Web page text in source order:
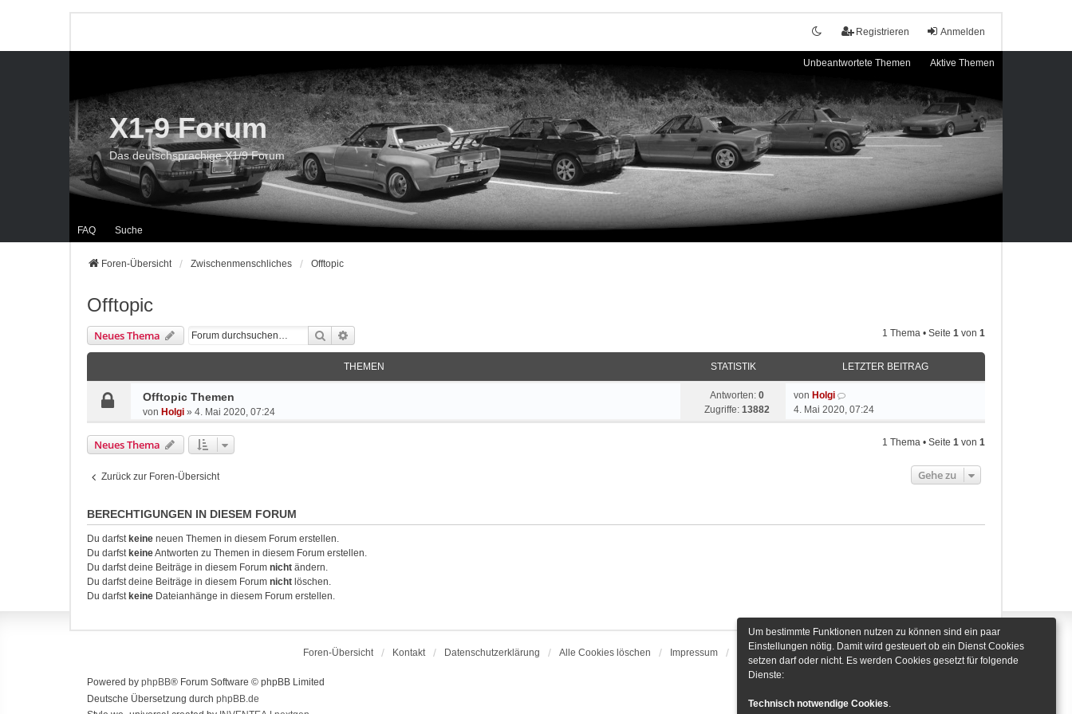
Anmelden
Registrieren
Unbeantwortete Themen Aktive Themen
FAQ Suche
X1-9 Forum
Das deutschsprachige X1/9 Forum
Foren-Übersicht Zwischenmenschliches Offtopic
Offtopic
Neues Thema Suche 1 Thema • Seite 1 von 1
THEMEN STATISTIK LETZTER BEITRAG
Offtopic Themen
von Holgi » 4. Mai 2020, 07:24
Antworten: 0
Zugriffe: 13882
von Holgi
4. Mai 2020, 07:24
Neues Thema 1 Thema • Seite 1 von 1
Zurück zur Foren-Übersicht Gehe zu
BERECHTIGUNGEN IN DIESEM FORUM
Du darfst keine neuen Themen in diesem Forum erstellen.
Du darfst keineAntworten zu Themen in diesem Forum erstellen.
Du darfst deine Beiträge in diesem Forum nicht ändern.
Du darfst deine Beiträge in diesem Forum nicht löschen.
Du darfst keine Dateianhänge in diesem Forum erstellen.
Foren-Übersicht Kontakt Datenschutzerklärung Alle Cookies löschen Impressum Alle Zeiten sindUTC+01:00 Cookie-Einstellungen
Powered by phpBB® Forum Software © phpBB Limited
Deutsche Übersetzung durch phpBB.de
Um bestimmte Funktionen nutzen zu können sind ein paar
Einstellungen nötig. Damit wird gesteuert ob ein Dienst Cookies
setzen darf oder nicht. Es werden Cookies gesetzt für folgende
Dienste:
Technisch notwendige Cookies.